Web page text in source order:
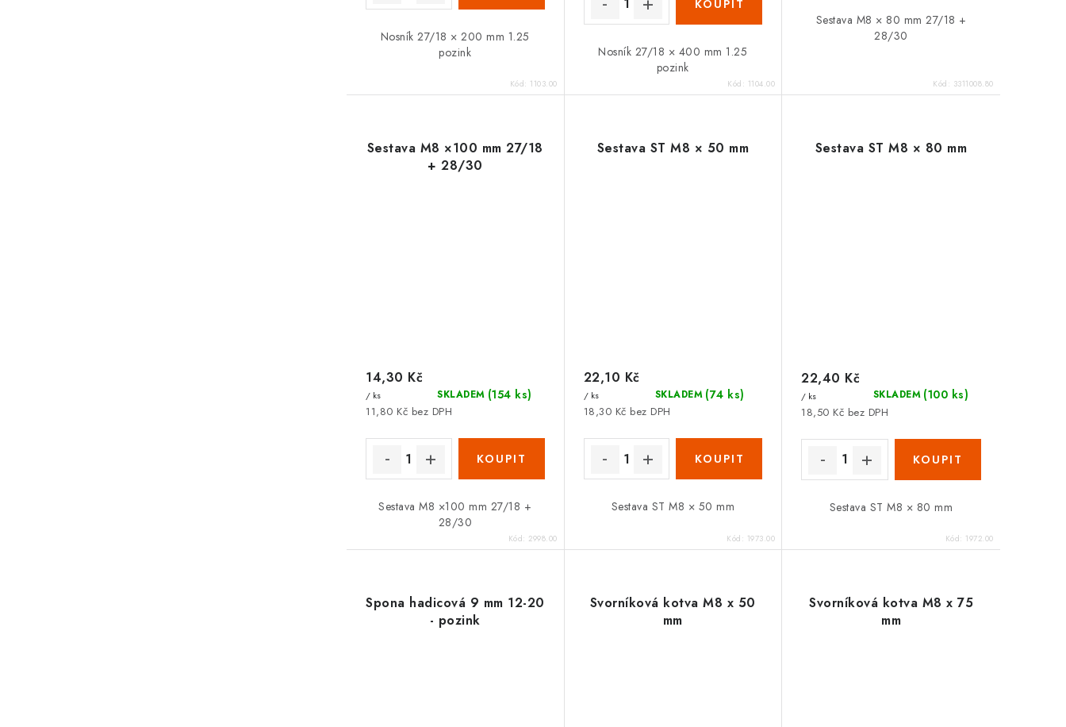
Nosník 27/18 × 200 mm 1.25
pozink
Kód: 1103.00
Nosník 27/18 × 400 mm 1.25
pozink
Kód: 1104.00
Sestava M8 × 80 mm 27/18 +
28/30
Kód: 3311008.80
Sestava M8 ×100 mm 27/18
+ 28/30
SKLADEM (154 ks)
11,80 Kč bez DPH
14,30 Kč
/ ks
Sestava M8 ×100 mm 27/18 +
28/30
Kód: 2998.00
Sestava ST M8 × 50 mm
SKLADEM (74 ks)
18,30 Kč bez DPH
22,10 Kč
/ ks
Sestava ST M8 × 50 mm
Kód: 1973.00
Sestava ST M8 × 80 mm
SKLADEM (100 ks)
18,50 Kč bez DPH
22,40 Kč
/ ks
Sestava ST M8 × 80 mm
Kód: 1972.00
Spona hadicová 9 mm 12-20
- pozink
Svorníková kotva M8 x 50
mm
Svorníková kotva M8 x 75
mm